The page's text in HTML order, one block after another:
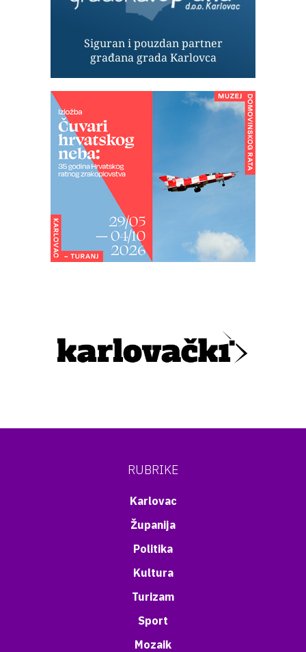
RUBRIKE
Karlovac
Županija
Politika
Kultura
Turizam
Sport
Mozaik